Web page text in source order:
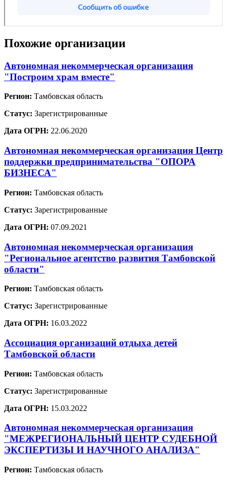
Похожие организации
Автономная некоммерческая организация
"Построим храм вместе"
Регион: Тамбовская область
Статус: Зарегистрированные
Дата ОГРН: 22.06.2020
Автономная некоммерческая организация Центр
поддержки предпринимательства "ОПОРА
БИЗНЕСА"
Регион: Тамбовская область
Статус: Зарегистрированные
Дата ОГРН: 07.09.2021
Автономная некоммерческая организация
"Региональное агентство развития Тамбовской
области"
Регион: Тамбовская область
Статус: Зарегистрированные
Дата ОГРН: 16.03.2022
Ассоциация организаций отдыха детей
Тамбовской области
Регион: Тамбовская область
Статус: Зарегистрированные
Дата ОГРН: 15.03.2022
Автономная некоммерческая организация
"МЕЖРЕГИОНАЛЬНЫЙ ЦЕНТР СУДЕБНОЙ
ЭКСПЕРТИЗЫ И НАУЧНОГО АНАЛИЗА"
Регион: Тамбовская область